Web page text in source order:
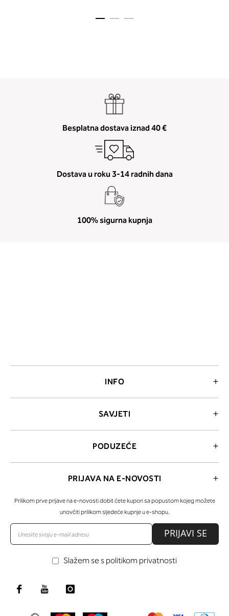
Besplatna dostava iznad 40 €
Dostava u roku 3-14 radnih dana
100% sigurna kupnja
INFO
SAVJETI
PODUZEĆE
PRIJAVA NA E-NOVOSTI
Prilikom prve prijave na e-novosti dobit ćete kupon sa popustom kojeg možete
unovčiti prilikom sljedeće kupnje u e-shopu.
PRIJAVI SE
Slažem se s politikom privatnosti